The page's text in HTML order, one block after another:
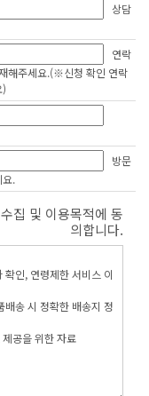
상담
연락
해주세요.(※신청 확인 연락
방문
요.
집 및 이용목적에 동
의합니다.